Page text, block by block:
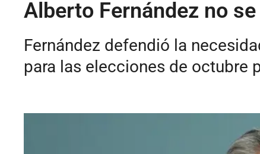
Alberto Fernández no
Fernández defendió la
para las elecciones de octubre